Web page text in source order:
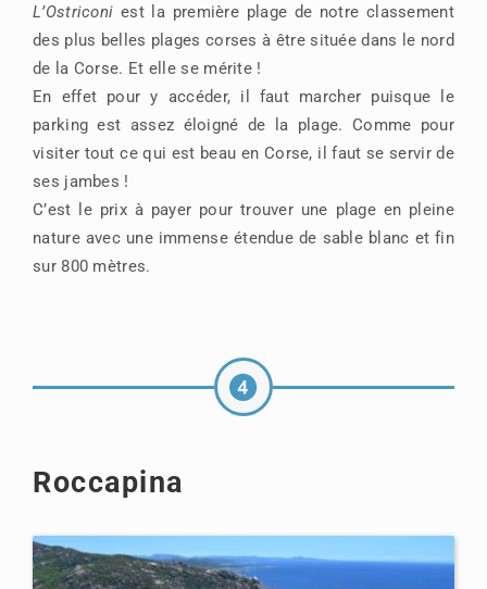
L’Ostriconi est la première plage de notre classement
des plus belles plages corses à être située dans le nord
de la Corse. Et elle se mérite !
En effet pour y accéder, il faut marcher puisque le
parking est assez éloigné de la plage. Comme pour
visiter tout ce qui est beau en Corse, il faut se servir de
ses jambes !
C’est le prix à payer pour trouver une plage en pleine
nature avec une immense étendue de sable blanc et fin
sur 800 mètres.
Roccapina